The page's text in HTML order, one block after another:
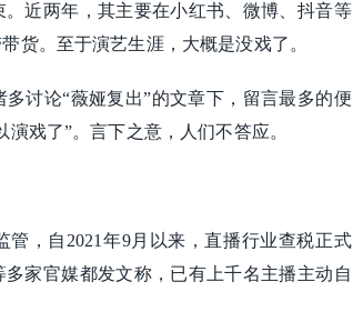
近两年，其主要在小红书、微博、抖音等
货。至于演艺生涯，大概是没戏了。
讨论“薇娅复出”的文章下，留言最多的便
戏了”。言下之意，人们不答应。
，自2021年9月以来，直播行业查税正式
家官媒都发文称，已有上千名主播主动自